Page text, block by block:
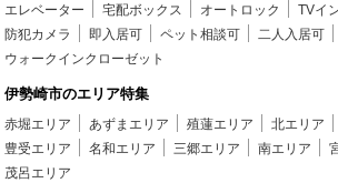
エレベーター
宅配ボックス オートロック
TVイ
防犯カメラ
即入居可 ペット相談可
二人入居可
ウォークインクローゼット
伊勢崎市のエリア特集
赤堀エリア あずまエリア 殖蓮エリア 北エリア
豊受エリア
名和エリア 三郷エリア 南エリア
茂呂エリア